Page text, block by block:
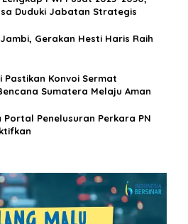
Duduki Jabatan Strategis
Gerakan Hesti Haris Raih
Pastikan Konvoi Sermat
Sumatera Melaju Aman
Portal Penelusuran Perkara PN